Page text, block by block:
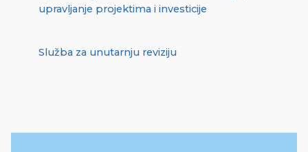
upravljanje projektima i investicije
Služba za unutarnju reviziju